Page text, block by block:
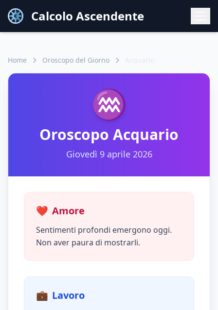
Calcolo Ascendente
Home Oroscopo del Giorno
♒
Oroscopo Acquario
Giovedì 9 aprile 2026
❤️ Amore
Sentimenti profondi emergono oggi.
Non aver paura di mostrarli.
💼 Lavoro